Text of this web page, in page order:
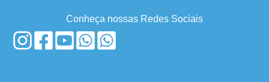
Conheça nossas Redes Sociais